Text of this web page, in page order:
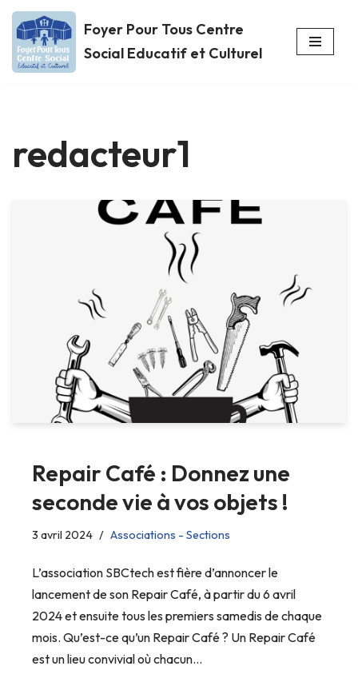
Aller
au
Foyer Pour Tous Centre
Social Educatif et Culturel
redacteur1
Repair Café : Donnez une
seconde vie à vos objets !
3 avril 2024 Associations - Sections
L’association SBCtech est fière d’annoncer le
lancement de son Repair Café, à partir du 6 avril
2024 et ensuite tous les premiers samedis de chaque
mois. Qu’est-ce qu’un Repair Café ? Un Repair Café
est un lieu convivial où chacun…